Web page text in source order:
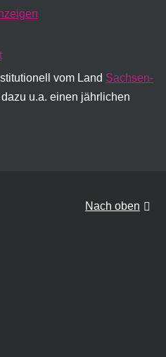
vom Land Sachsen-
u.a. einen jährlichen
Nach oben